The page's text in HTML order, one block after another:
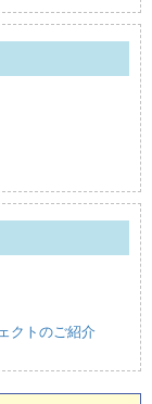
クトのご紹介